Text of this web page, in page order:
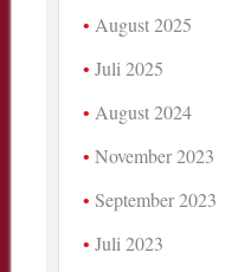
August 2025
Juli 2025
August 2024
November 2023
September 2023
Juli 2023